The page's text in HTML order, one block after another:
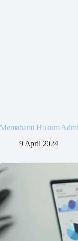
Memahami Hukum
9 April 2024